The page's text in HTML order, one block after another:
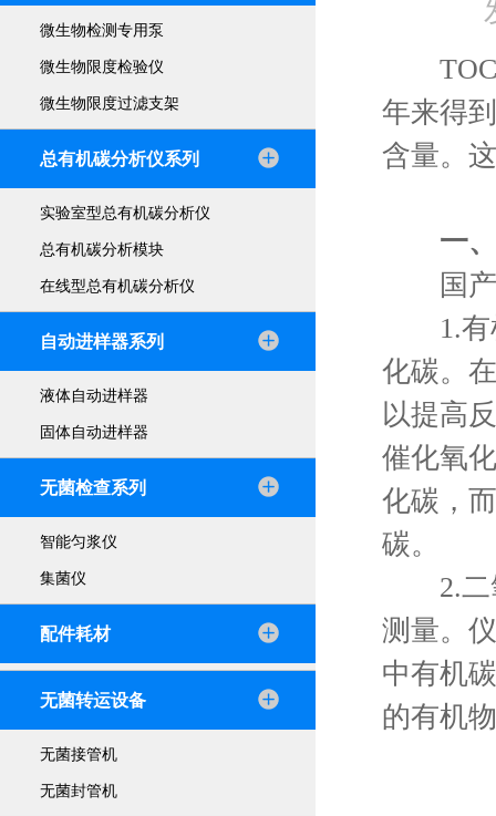
微生物检测专用泵
微生物限度检验仪
微生物限度过滤支架
总有机碳分析仪系列
实验室型总有机碳分析仪
总有机碳分析模块
在线型总有机碳分析仪
自动进样器系列
液体自动进样器
固体自动进样器
无菌检查系列
智能匀浆仪
集菌仪
配件耗材
无菌转运设备
无菌接管机
无菌封管机
TOC
年来得
含量。
一
国产
1.有机
化碳。
以提高
催化氧
化碳，
碳。
2.二氧
测量。
中有机
的有机